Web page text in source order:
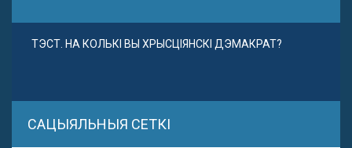
ТЭСТ. НА КОЛЬКІ ВЫ ХРЫСЦІЯНСКІ ДЭМАКРАТ?
САЦЫЯЛЬНЫЯ СЕТКІ